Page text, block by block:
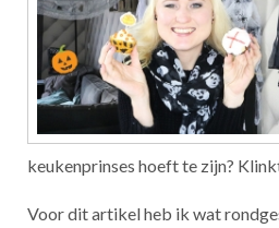
keukenprinses hoeft te zijn?
Voor dit artikel heb ik wat